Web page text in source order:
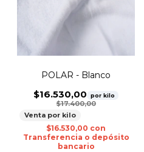
POLAR - Blanco
$16.530,00 por kilo
$17.400,00
Venta por kilo
$16.530,00 con
Transferencia o depósito
bancario